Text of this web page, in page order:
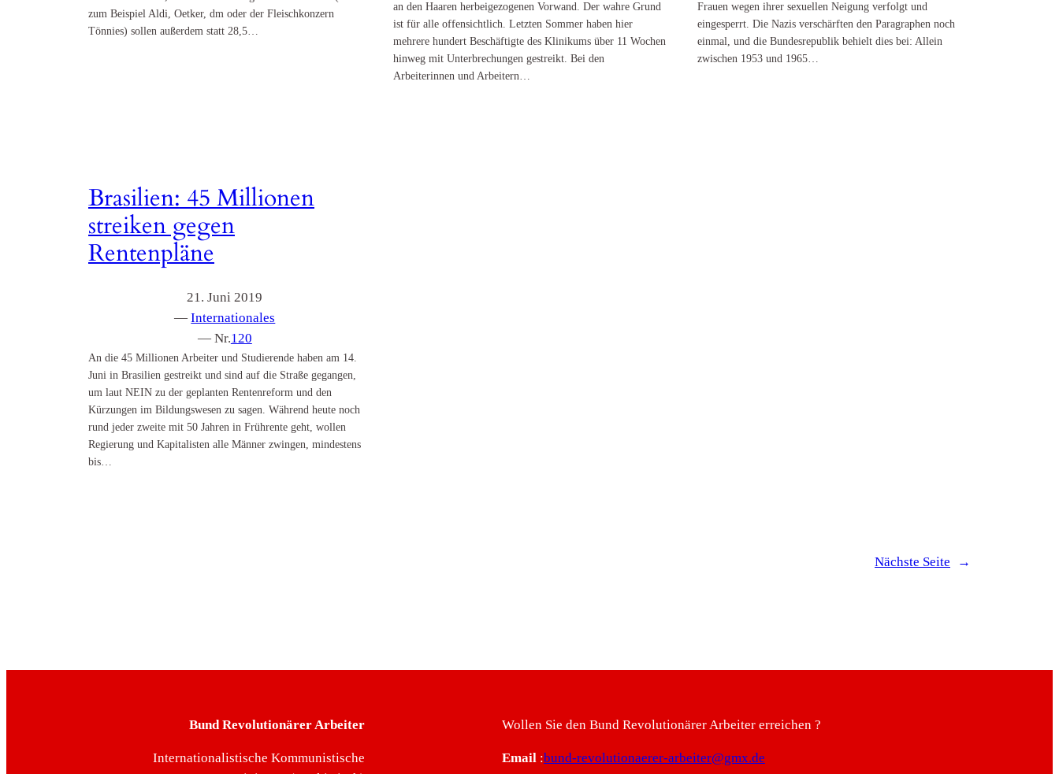
zum Beispiel Aldi, Oetker, dm oder der Fleischkonzern
Tönnies) sollen außerdem statt 28,5…
an den Haaren herbeigezogenen Vorwand. Der wahre Grund
ist für alle offensichtlich. Letzten Sommer haben hier
mehrere hundert Beschäftigte des Klinikums über 11 Wochen
hinweg mit Unterbrechungen gestreikt. Bei den
Arbeiterinnen und Arbeitern…
Frauen wegen ihrer sexuellen Neigung verfolgt und
eingesperrt. Die Nazis verschärften den Paragraphen noch
einmal, und die Bundesrepublik behielt dies bei: Allein
zwischen 1953 und 1965…
Brasilien: 45 Millionen
streiken gegen
Rentenpläne
21. Juni 2019
—Internationales
— Nr.120
An die 45 Millionen Arbeiter und Studierende haben am 14.
Juni in Brasilien gestreikt und sind auf die Straße gegangen,
um laut NEIN zu der geplanten Rentenreform und den
Kürzungen im Bildungswesen zu sagen. Während heute noch
rund jeder zweite mit 50 Jahren in Frührente geht, wollen
Regierung und Kapitalisten alle Männer zwingen, mindestens
bis…
Nächste Seite →
Bund Revolutionärer Arbeiter
Internationalistische Kommunistische
Wollen Sie den Bund Revolutionärer Arbeiter erreichen ?
Email:bund-revolutionaerer-arbeiter@gmx.de